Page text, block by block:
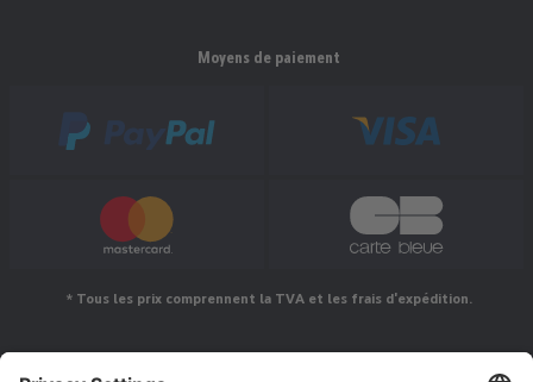
Moyens de paiement
* Tous les prix comprennent la TVA et les frais d'expédition.